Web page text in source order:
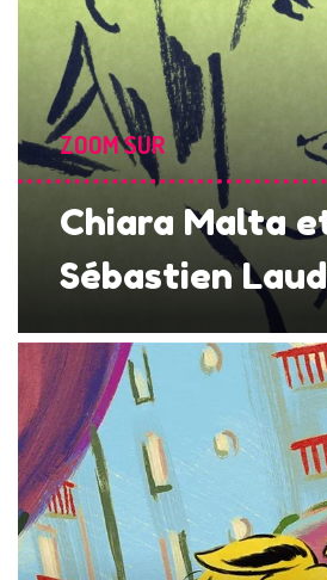
ZOOM SUR
Chiara Malta
Sébastien